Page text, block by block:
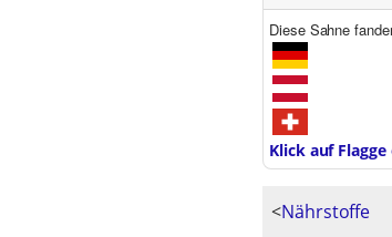
Diese Sahne
Klick auf
<Nährstoffe